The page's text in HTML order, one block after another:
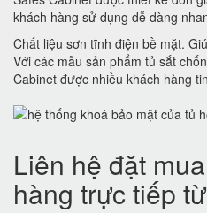
khách hàng sử dụng dễ dàng
Chất liệu sơn tĩnh điện bề mặt.
Với các mẫu sản phẩm tủ sắt
Cabinet được nhiều khách hàng
Liên hệ đặt
hàng trực tiếp